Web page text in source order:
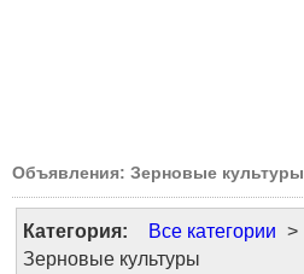
Объявления: Зерновые культуры
Категория: Все категории >
Зерновые культуры